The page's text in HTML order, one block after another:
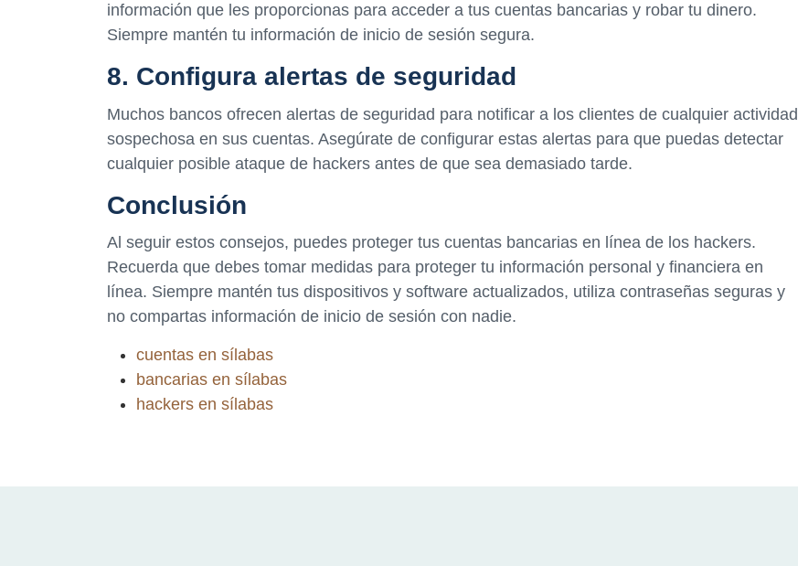
información que les proporcionas para acceder a tus cuentas bancarias y robar tu dinero.
Siempre mantén tu información de inicio de sesión segura.
8. Configura alertas de seguridad
Muchos bancos ofrecen alertas de seguridad para notificar a los clientes de cualquier actividad
sospechosa en sus cuentas. Asegúrate de configurar estas alertas para que puedas detectar
cualquier posible ataque de hackers antes de que sea demasiado tarde.
Conclusión
Al seguir estos consejos, puedes proteger tus cuentas bancarias en línea de los hackers.
Recuerda que debes tomar medidas para proteger tu información personal y financiera en
línea. Siempre mantén tus dispositivos y software actualizados, utiliza contraseñas seguras y
no compartas información de inicio de sesión con nadie.
cuentas en sílabas
bancarias en sílabas
hackers en sílabas